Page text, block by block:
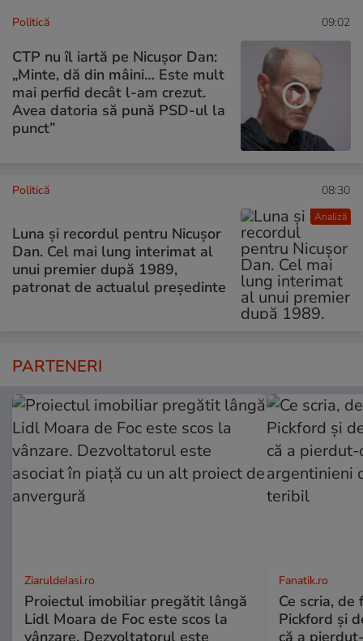
Politică 09:02
CTP nu îl iartă pe Nicușor Dan:
„Minte, dă din mâini… Este mult
mai perfid decât l-am crezut.
Avea datoria să pună PSD-ul la
punct”
Analiză
Politică 08:30
Luna și recordul pentru Nicușor
Dan. Cel mai lung interimat al
unui premier după 1989,
patronat de actualul președinte
PARTENERI
ZiaruldeIasi.ro
Proiectul imobiliar pregătit lângă
Lidl Moara de Foc este scos la
vânzare. Dezvoltatorul este
Fanatik.ro
Ce scria,
Pickford și
că a